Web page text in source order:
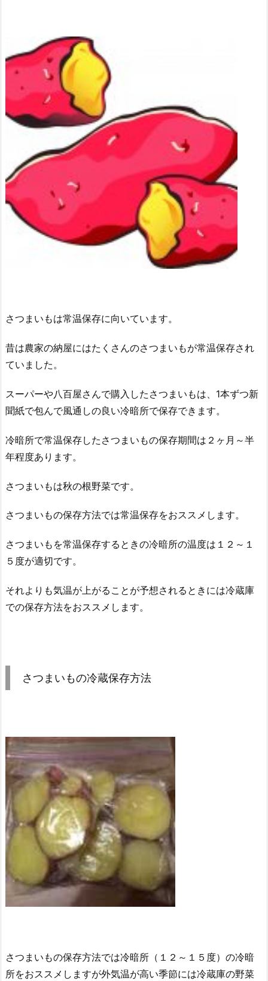
さつまいもは常温保存に向いています。
昔は農家の納屋にはたくさんのさつまいもが常温保存され
ていました。
スーパーや八百屋さんで購入したさつまいもは、1本ずつ新
聞紙で包んで風通しの良い冷暗所で保存できます。
冷暗所で常温保存したさつまいもの保存期間は２ヶ月～半
年程度あります。
さつまいもは秋の根野菜です。
さつまいもの保存方法では常温保存をおススメします。
さつまいもを常温保存するときの冷暗所の温度は１２～１
５度が適切です。
それよりも気温が上がることが予想されるときには冷蔵庫
での保存方法をおススメします。
さつまいもの冷蔵保存方法
さつまいもの保存方法では冷暗所（１２～１５度）の冷暗
所をおススメしますが外気温が高い季節には冷蔵庫の野菜